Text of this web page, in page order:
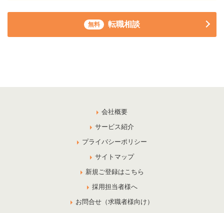
無料 転職相談
会社概要
サービス紹介
プライバシーポリシー
サイトマップ
新規ご登録はこちら
採用担当者様へ
お問合せ（求職者様向け）